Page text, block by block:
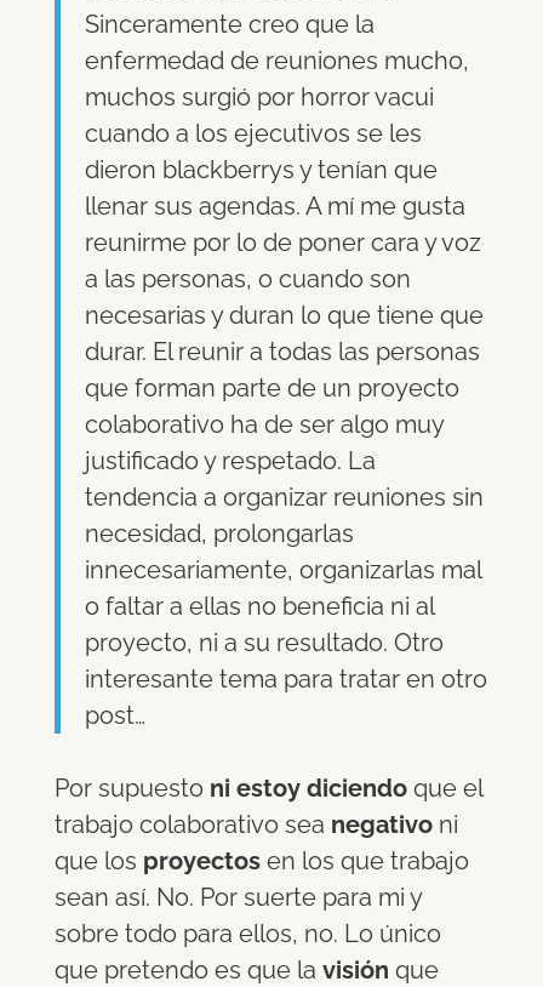
Sinceramente creo que la
enfermedad de reuniones mucho,
muchos surgió por horror vacui
cuando a los ejecutivos se les
dieron blackberrys y tenían que
llenar sus agendas. A mí me gusta
reunirme por lo de poner cara y voz
a las personas, o cuando son
necesarias y duran lo que tiene que
durar. El reunir a todas las personas
que forman parte de un proyecto
colaborativo ha de ser algo muy
justificado y respetado. La
tendencia a organizar reuniones sin
necesidad, prolongarlas
innecesariamente, organizarlas mal
o faltar a ellas no beneficia ni al
proyecto, ni a su resultado. Otro
interesante tema para tratar en otro
post…
Por supuesto ni estoy diciendoque el
trabajo colaborativo sea negativoni
que los proyectosen los que trabajo
sean así. No. Por suerte para mi y
sobre todo para ellos, no. Lo único
que pretendo es que la visión que